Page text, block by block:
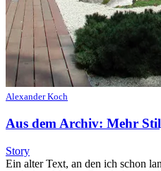
Alexander Koch
Aus dem Archiv: Mehr
Story
Ein alter Text, an den ich schon